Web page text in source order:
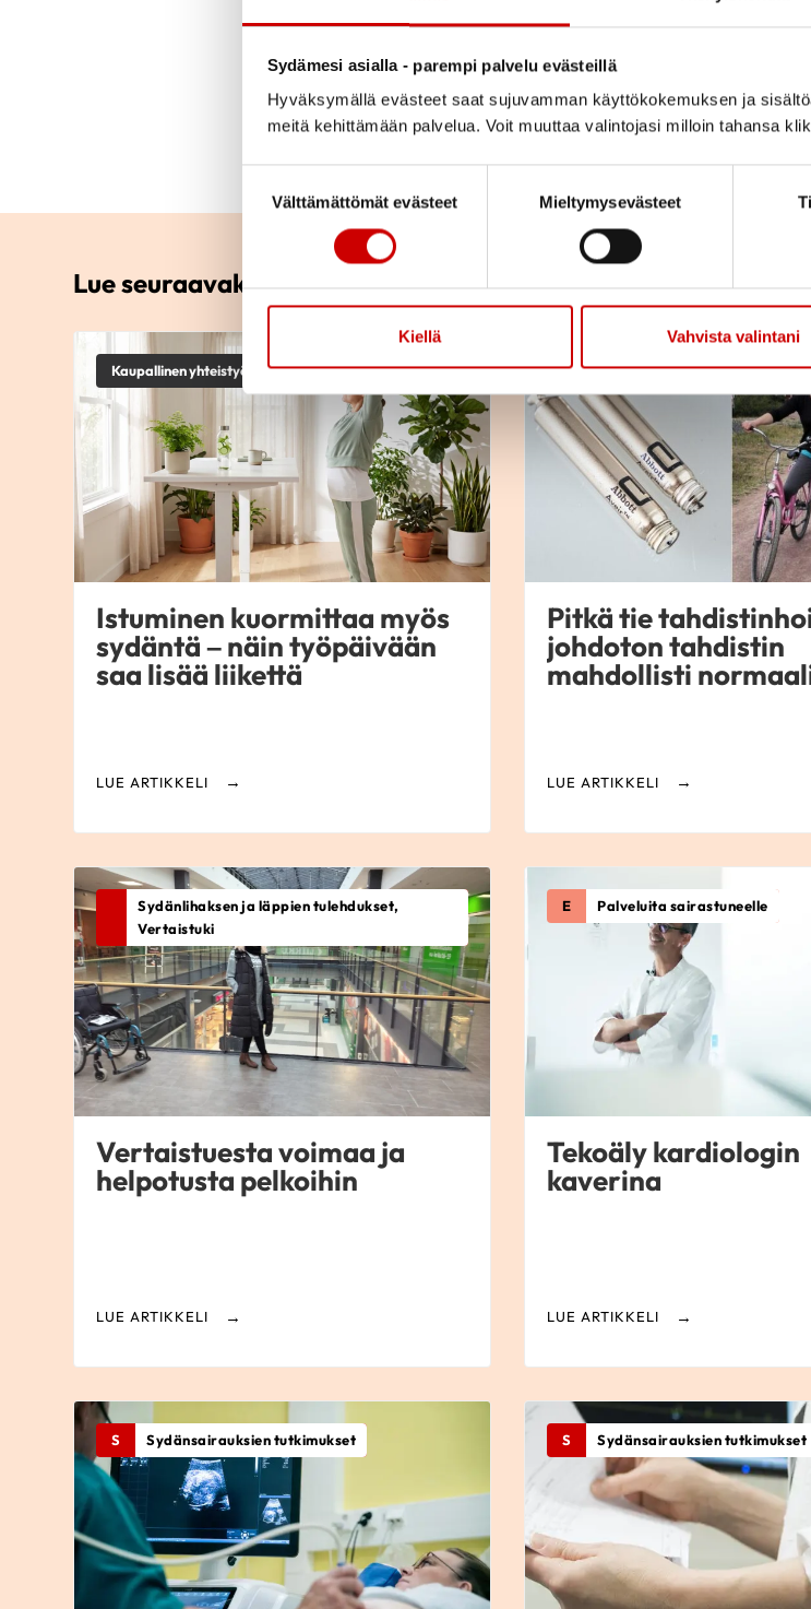
Sydämesi asialla - parempi palvelu evästeillä
Hyväksymällä evästeet saat sujuvamman käyttökokemuksen ja
meitä kehittämään palvelua. Voit muuttaa valintojasi milloin tahansa
Välttämättömät evästeet
Mieltymysevästeet
Kiellä Vahvista valintani
Kävin myös vuoden välein Meilahdessa
seurannassa ja aina sain olla yhteydessä, kun siltä
määrittelemättömyyttä kesti lopulta 6 vuotta ja 9
kaltaistani, mutta siihen määrittelemättömyyteen
Lue seuraavaksi
Kaupallinen yhteistyö
Istuminen kuormittaa myös
sydäntä – näin työpäivään
saa lisää liikettä
LUE ARTIKKELI
Kaupallinen yhteistyö
Pitkä tie
johdoton tahdistin
mahdollisti
LUE ARTIKKELI
Sydänlihaksen ja läppien tulehdukset,
Vertaistuki
Vertaistuesta voimaa ja
helpotusta pelkoihin
LUE ARTIKKELI
E Palveluita sairastuneelle
Tekoäly kardiologin
kaverina
LUE ARTIKKELI
S Sydänsairauksien tutkimukset S Sydänsairauksien tutkimukset